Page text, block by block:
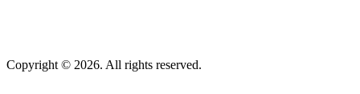
Copyright © 2026. All rights reserved.